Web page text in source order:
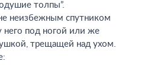
толпы”.
неизбежным спутником
него под ногой или же
трещащей над ухом.